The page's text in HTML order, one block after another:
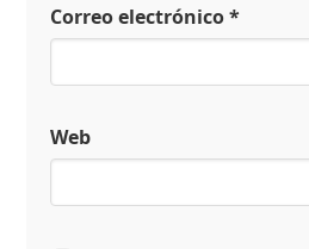
Correo electrónico*
Web